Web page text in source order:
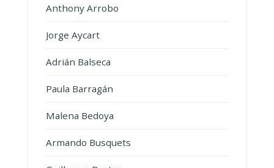
Anthony Arrobo
Jorge Aycart
Adrián Balseca
Paula Barragán
Malena Bedoya
Armando Busquets